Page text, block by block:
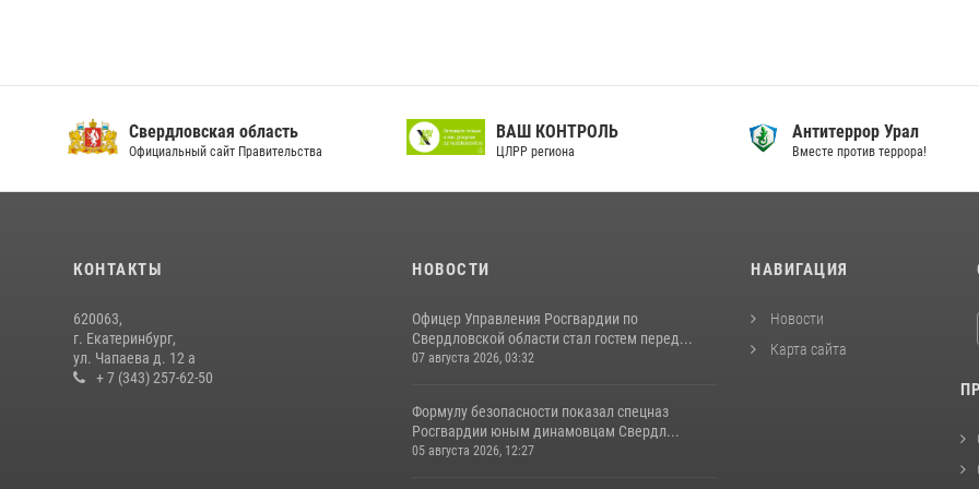
Свердловская область
Официальный сайт Правительства
ВАШ КОНТРОЛЬ
ЦЛРР региона
Антитеррор Урал
Вместе против террора!
КОНТАКТЫ
620063,
г. Екатеринбург,
ул. Чапаева д. 12 а
+ 7 (343) 257-62-50
НОВОСТИ
Офицер Управления Росгвардии по
Свердловской области стал гостем перед...
07 августа 2026, 03:32
Формулу безопасности показал спецназ
Росгвардии юным динамовцам Свердл...
05 августа 2026, 12:27
НАВИГАЦИЯ
Новости
Карта сайта